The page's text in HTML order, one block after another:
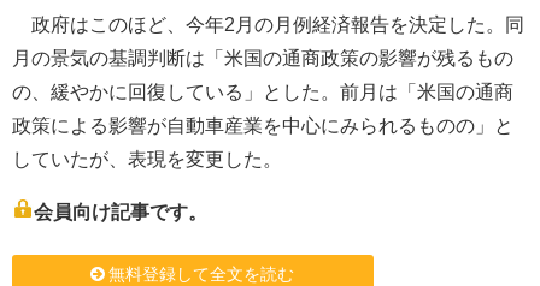
政府はこのほど、今年2月の月例経済報告を決定した。同
月の景気の基調判断は「米国の通商政策の影響が残るもの
の、緩やかに回復している」とした。前月は「米国の通商
政策による影響が自動車産業を中心にみられるものの」と
していたが、表現を変更した。
会員向け記事です。
無料登録して全文を読む